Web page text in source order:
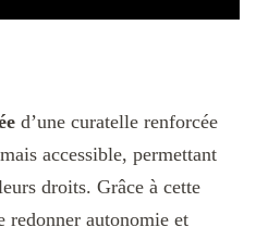
d’une curatelle renforcée
accessible, permettant
droits. Grâce à cette
redonner autonomie et